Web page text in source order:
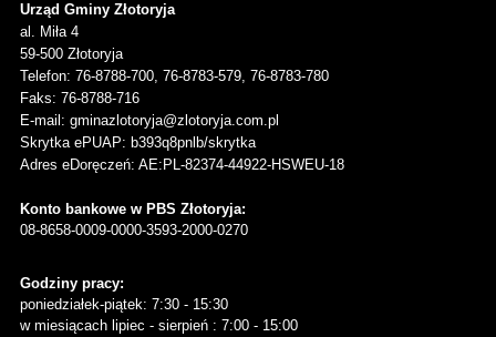
Urząd Gminy Złotoryja
al. Miła 4
59-500 Złotoryja
Telefon: 76-8788-700, 76-8783-579, 76-8783-780
Faks: 76-8788-716
E-mail: gminazlotoryja@zlotoryja.com.pl
Skrytka ePUAP: b393q8pnlb/skrytka
Adres eDoręczeń: AE:PL-82374-44922-HSWEU-18
Konto bankowe w PBS Złotoryja:
08-8658-0009-0000-3593-2000-0270
Godziny pracy:
poniedziałek-piątek: 7:30 - 15:30
w miesiącach lipiec - sierpień : 7:00 - 15:00